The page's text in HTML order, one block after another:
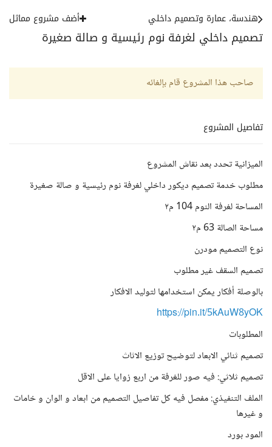
تصميم داخلي لغرفة نوم رئيسية و صالة صغيرة
هندسة، عمارة وتصميم داخلي أضف مشروع مماثل
صاحب هذا المشروع قام بإلغائه
تفاصيل المشروع
الميزانية تحدد بعد نقاش المشروع
مطلوب خدمة تصميم ديكور داخلي لغرفة نوم رئيسية و صالة صغيرة
المساحة لغرفة النوم 104 م٢
مساحة الصالة 63 م٢
نوع التصميم مودرن
تصميم السقف غير مطلوب
بالوصلة أفكار يمكن استخدامها لتوليد الافكار
https://pin.it/5kAuW8yOK
المطلوبات
تصميم ثنائي الابعاد لتوضيح توزيع الاثاث
تصميم ثلاثي: فيه صور للغرفة من اربع زوايا على الاقل
الملف التنفيذي: مفصل فيه كل تفاصيل التصميم من ابعاد و الوان و خامات
و غيرها
المود بورد